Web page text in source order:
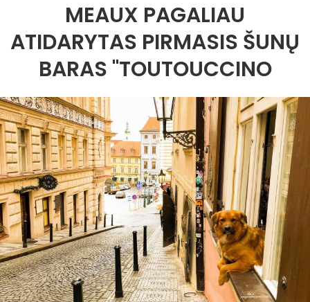
MEAUX PAGALIAU
ATIDARYTAS PIRMASIS ŠUNŲ
BARAS "TOUTOUCCINO